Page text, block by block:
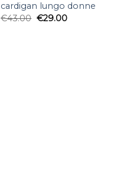
cardigan lungo donne
€43.00 €29.00